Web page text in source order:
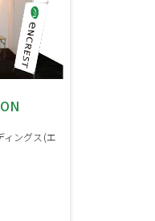
ィングス(エ